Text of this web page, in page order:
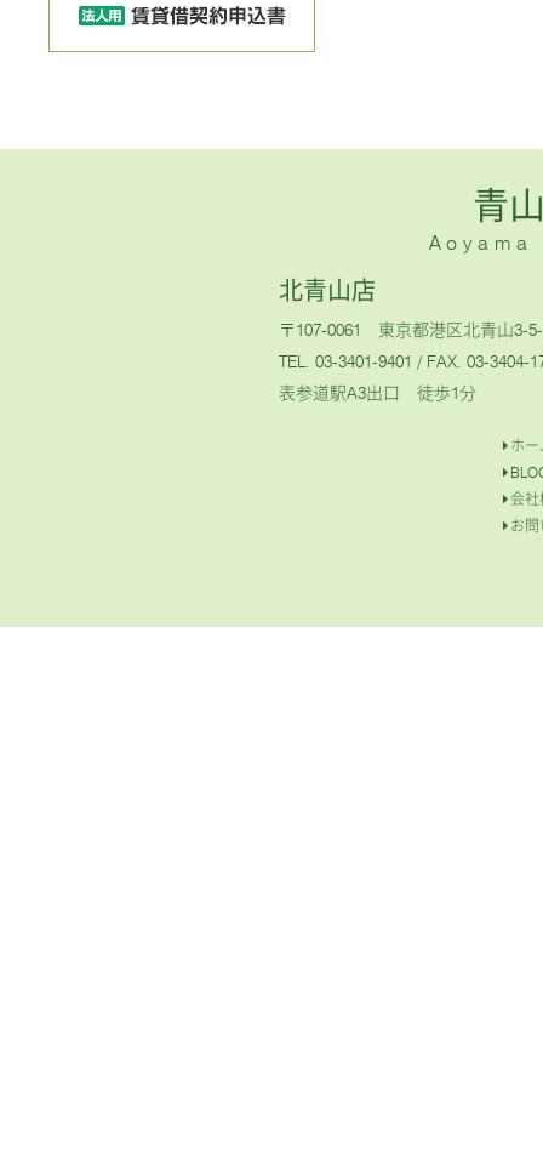
青
北青山店
〒107-0061 東京都港区北青山3-
TEL. 03-3401-9401 / FAX. 03-3404-
表参道駅A3出口 徒歩1分
ホー
会社
お